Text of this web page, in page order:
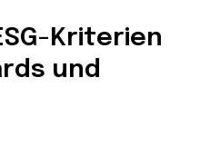
Kriterien
und